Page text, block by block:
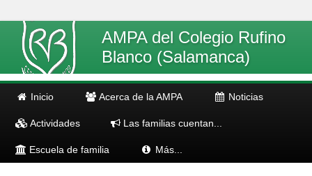
AMPA del Colegio Rufino
Blanco (Salamanca)
Inicio Acerca de la AMPA Noticias
Actividades Las familias cuentan...
Escuela de familia Más...